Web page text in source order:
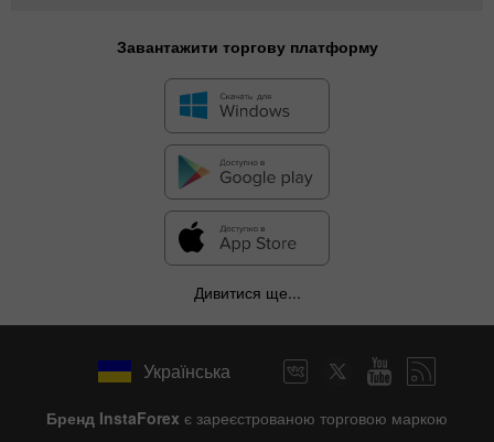
Завантажити торгову платформу
Дивитися ще...
Українська
Бренд InstaForex є зареєстрованою торговою маркою